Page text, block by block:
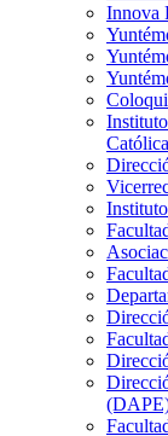
Innova